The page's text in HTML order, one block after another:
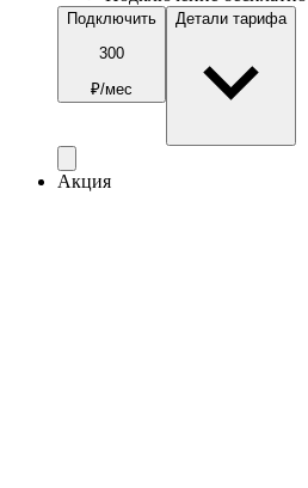
Подключить
300
₽/мес
Детали тарифа
Акция